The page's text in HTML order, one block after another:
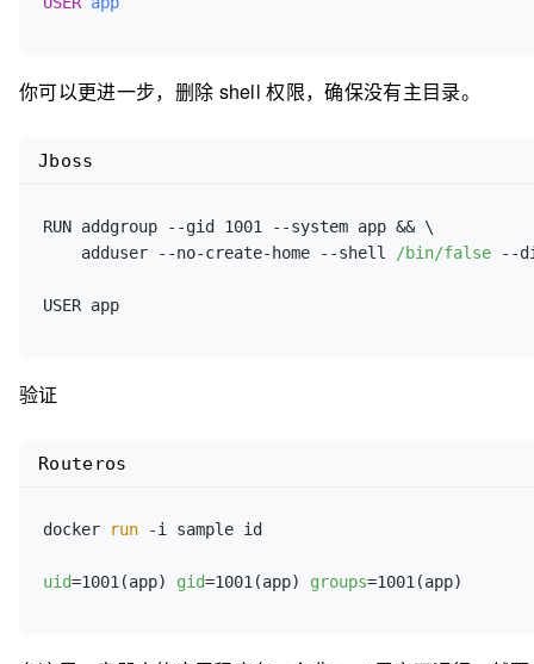
你可以更进一步，删除 shell 权限，确保没有主目录。
RUN addgroup --gid 1001 --system app && \
adduser
--no-create-home --shell /bin/false --
Jboss
验证
docker run -i sample id
uid=1001(app) gid=1001(app) groups
Routeros